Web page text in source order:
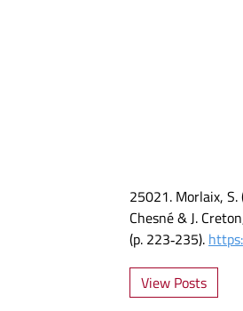
25021. Morlaix, S.
Chesné & J.
(p. 223‑235).
View Posts